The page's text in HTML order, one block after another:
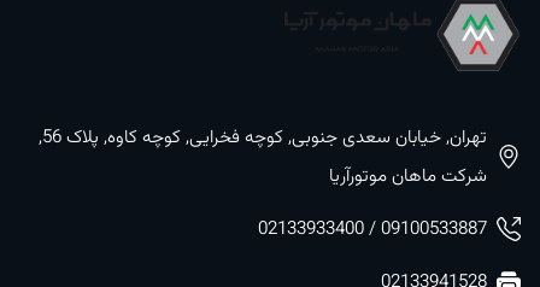
تهران, خیابان سعدی جنوبی, کوچه فخرایی, کوچه کاوه, پلاک 56,
شرکت ماهان موتورآریا
09100533887 / 02133933400